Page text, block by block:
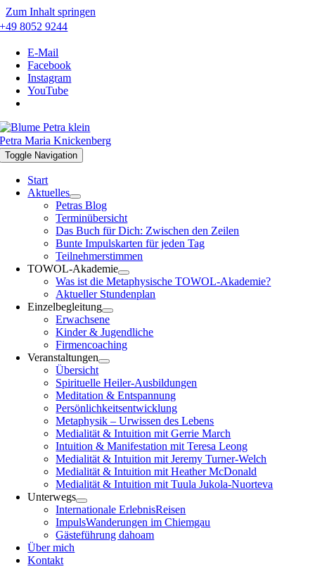
Zum Inhalt springen
+49 8052 9244
E-Mail
Facebook
Instagram
YouTube
Petra Maria Knickenberg
Toggle Navigation
Start
Aktuelles
Petras Blog
Terminübersicht
Das Buch für Dich: Zwischen den Zeilen
Bunte Impulskarten für jeden Tag
Teilnehmerstimmen
TOWOL-Akademie
Was ist die Metaphysische TOWOL-Akademie?
Aktueller Stundenplan
Einzelbegleitung
Erwachsene
Kinder & Jugendliche
Firmencoaching
Veranstaltungen
Übersicht
Spirituelle Heiler-Ausbildungen
Meditation & Entspannung
Persönlichkeitsentwicklung
Metaphysik – Urwissen des Lebens
Medialität & Intuition mit Gerrie March
Intuition & Manifestation mit Teresa Leong
Medialität & Intuition mit Jeremy Turner-Welch
Medialität & Intuition mit Heather McDonald
Medialität & Intuition mit Tuula Jukola-Nuorteva
Unterwegs
Internationale ErlebnisReisen
ImpulsWanderungen im Chiemgau
Gästeführung dahoam
Über mich
Kontakt